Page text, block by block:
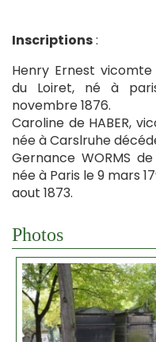
Inscriptions:
Henry Ernest vicomte
du Loiret, né à
novembre 1876.
Caroline de HABER,
née à Carslruhe
Gernance WORMS de
née à Paris le 9 mars
aout 1873.
Photos